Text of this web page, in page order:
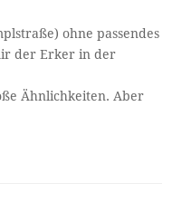
ohne passendes
der Erker in der
Ähnlichkeiten. Aber